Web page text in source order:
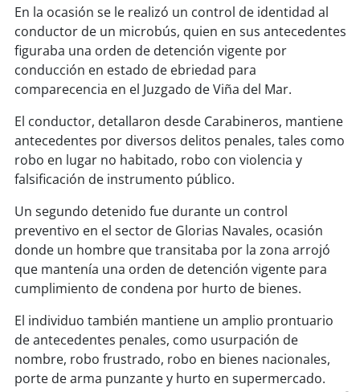
soyvalparaíso
soyquillota
soysanantonio
soychillán
soysancarlos
soytalcahuano
soyconcepción
soycoronel
soyarauco
soytemuco
En la ocasión se le realizó un control de identidad al
conductor de un microbús, quien en sus antecedentes
figuraba una orden de detención vigente por
conducción en estado de ebriedad para
comparecencia en el Juzgado de Viña del Mar.
El conductor, detallaron desde Carabineros, mantiene
antecedentes por diversos delitos penales, tales como
robo en lugar no habitado, robo con violencia y
falsificación de instrumento público.
Un segundo detenido fue durante un control
preventivo en el sector de Glorias Navales, ocasión
donde un hombre que transitaba por la zona arrojó
que mantenía una orden de detención vigente para
cumplimiento de condena por hurto de bienes.
El individuo también mantiene un amplio prontuario
de antecedentes penales, como usurpación de
nombre, robo frustrado, robo en bienes nacionales,
porte de arma punzante y hurto en supermercado.